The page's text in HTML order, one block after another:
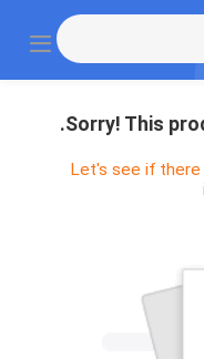
Sorry! This
Let's see if